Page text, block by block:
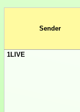
Sender
1LIVE